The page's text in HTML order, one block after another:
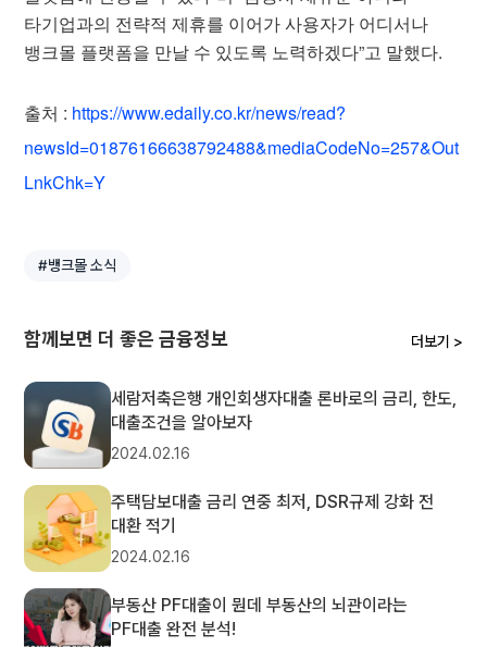
타기업과의 전략적 제휴를 이어가 사용자가 어디서나
뱅크몰 플랫폼을 만날 수 있도록 노력하겠다”고 말했다.
출처 : https://www.edaily.co.kr/news/read?
newsId=01876166638792488&mediaCodeNo=257&Out
LnkChk=Y
#뱅크몰 소식
함께보면 더 좋은 금융정보 더보기 >
세람저축은행 개인회생자대출 론바로의 금리, 한도,
대출조건을 알아보자
2024.02.16
주택담보대출 금리 연중 최저, DSR규제 강화 전
대환 적기
2024.02.16
부동산 PF대출이 뭔데 부동산의 뇌관이라는
PF대출 완전 분석!